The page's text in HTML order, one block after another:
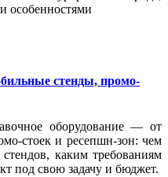
особенностями
стенды, промо-
оборудование — от
стоек и ресепшн-зон: чем
каким требованиям
под свою задачу и бюджет.